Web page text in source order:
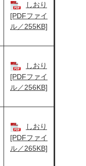
しおり
[PDFファイ
ル／255KB]
しおり
[PDFファイ
ル／256KB]
しおり
[PDFファイ
ル／265KB]